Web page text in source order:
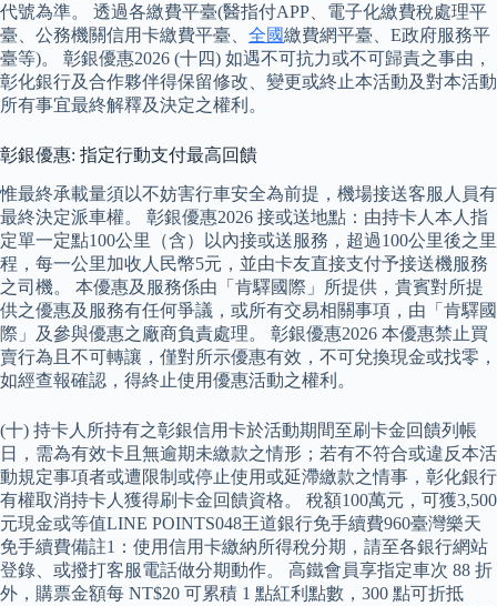
代號為準。 透過各繳費平臺(醫指付APP、電子化繳費稅處理平
臺、公務機關信用卡繳費平臺、 全國繳費網平臺、E政府服務平
臺等)。 彰銀優惠2026 (十四) 如遇不可抗力或不可歸責之事由，
彰化銀行及合作夥伴得保留修改、變更或終止本活動及對本活動
所有事宜最終解釋及決定之權利。
彰銀優惠: 指定行動支付最高回饋
惟最終承載量須以不妨害行車安全為前提，機場接送客服人員有
最終決定派車權。 彰銀優惠2026 接或送地點：由持卡人本人指
定單一定點100公里（含）以內接或送服務，超過100公里後之里
程，每一公里加收人民幣5元，並由卡友直接支付予接送機服務
之司機。 本優惠及服務係由「肯驛國際」所提供，貴賓對所提
供之優惠及服務有任何爭議，或所有交易相關事項，由「肯驛國
際」及參與優惠之廠商負責處理。 彰銀優惠2026 本優惠禁止買
賣行為且不可轉讓，僅對所示優惠有效，不可兌換現金或找零，
如經查報確認，得終止使用優惠活動之權利。
(十) 持卡人所持有之彰銀信用卡於活動期間至刷卡金回饋列帳
日，需為有效卡且無逾期未繳款之情形；若有不符合或違反本活
動規定事項者或遭限制或停止使用或延滯繳款之情事，彰化銀行
有權取消持卡人獲得刷卡金回饋資格。 稅額100萬元，可獲3,500
元現金或等值LINE POINTS048王道銀行免手續費960臺灣樂天
免手續費備註1：使用信用卡繳納所得稅分期，請至各銀行網站
登錄、或撥打客服電話做分期動作。 高鐵會員享指定車次 88 折
外，購票金額每 NT$20 可累積 1 點紅利點數，300 點可折抵